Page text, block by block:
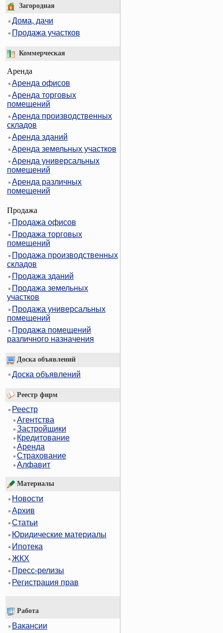
Загородная
Дома, дачи
Продажа участков
Коммерческая
Аренда
Аренда офисов
Аренда торговых
помещений
Аренда производственных
складов
Аренда зданий
Аренда земельных участков
Аренда универсальных
помещений
Аренда различных
помещений
Продажа
Продажа офисов
Продажа торговых
помещений
Продажа производственных
складов
Продажа зданий
Продажа земельных
участков
Продажа универсальных
помещений
Продажа помещений
различного назначения
Доска объявлений
Доска объявлений
Реестр фирм
Реестр
Агентства
Застройщики
Кредитование
Аренда
Страхование
Алфавит
Материалы
Новости
Архив
Статьи
Юридические материалы
Ипотека
ЖКХ
Пресс-релизы
Регистрация прав
Работа
Вакансии